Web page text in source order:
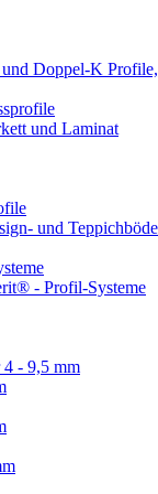
Doppel-K
und Laminat
und
- Profil-Systeme
- 9,5 mm